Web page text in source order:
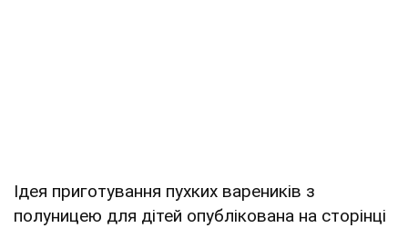
Ідея приготування пухких вареників з
полуницею для дітей опублікована на сторінці